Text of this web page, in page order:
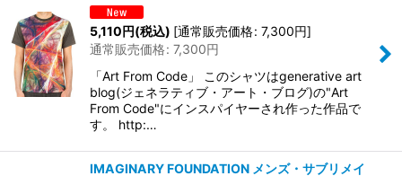
5,110円(税込) [通常販売価格: 7,300円]
通常販売価格: 7,300円
「Art From Code」 このシャツはgenerative art
blog(ジェネラティブ・アート・ブログ)の"Art
From Code"にインスパイヤーされ作った作品で
す。 http:…
IMAGINARY FOUNDATION メンズ・サブリメイ